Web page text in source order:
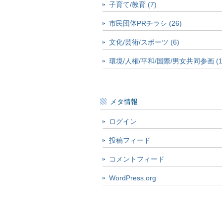
子育て/教育 (7)
市民団体PRチラシ (26)
文化/芸術/スポーツ (6)
環境/人権/平和/国際/男女共同参画
メタ情報
ログイン
投稿フィード
コメントフィード
WordPress.org